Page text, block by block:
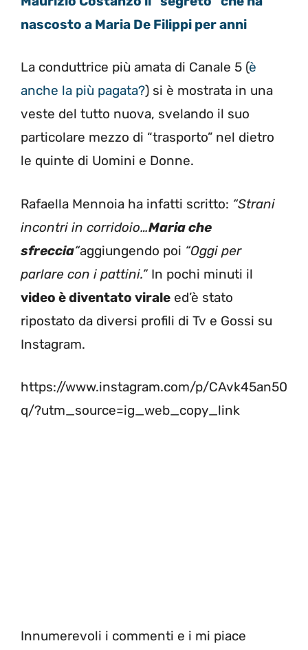
nascosto a Maria De Filippi per anni
La conduttrice più amata di Canale 5 (è
anche la più pagata?) si è mostrata in una
veste del tutto nuova, svelando il suo
particolare mezzo di “trasporto” nel dietro
le quinte di Uomini e Donne.
Rafaella Mennoia ha infatti scritto: “Strani
incontri in corridoio…Maria che
sfreccia“aggiungendo poi “Oggi per
parlare con i pattini.” In pochi minuti il
video è diventato virale ed’è stato
ripostato da diversi profili di Tv e Gossi su
Instagram.
https://www.instagram.com/p/CAvk45an50
q/?utm_source=ig_web_copy_link
Innumerevoli i commenti e i mi piace